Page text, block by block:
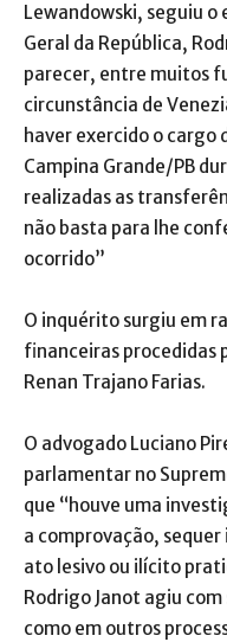
Lewandowski, seguiu
Geral da República,
parecer, entre muitos
circunstância de
haver exercido o cargo
Campina Grande/PB
realizadas as
não basta para lhe
ocorrido”
O inquérito surgiu em
financeiras procedidas
Renan Trajano Farias.
O advogado Luciano
parlamentar no
que “houve uma
a comprovação,
ato lesivo ou ilícito
Rodrigo Janot agiu
como em outros